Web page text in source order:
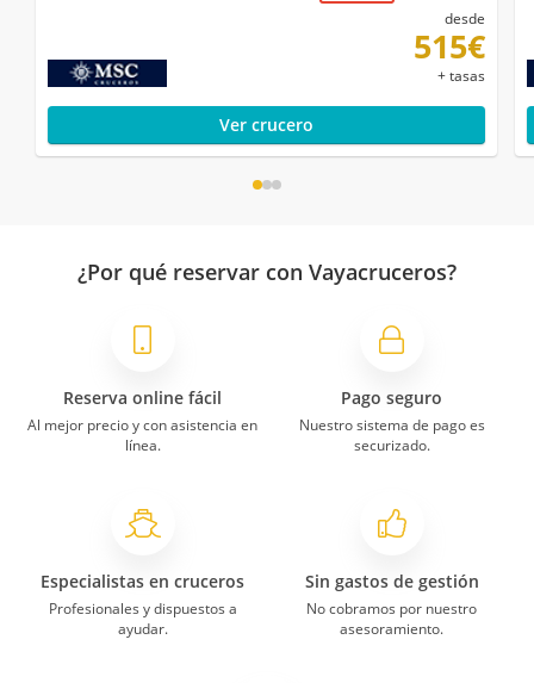
desde
515€
+ tasas
Ver crucero
¿Por qué reservar con Vayacruceros?
Reserva online fácil
Al mejor precio y con asistencia en
línea.
Pago seguro
Nuestro sistema de pago es
securizado.
Especialistas en cruceros
Profesionales y dispuestos a
ayudar.
Sin gastos de gestión
No cobramos por nuestro
asesoramiento.